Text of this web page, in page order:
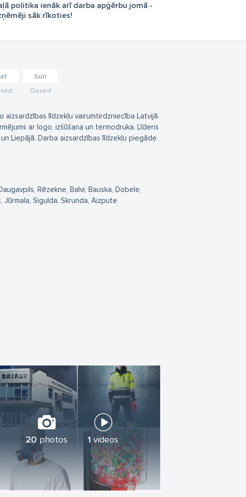
politika ienāk arī darba apģērbu jomā -
sāk rīkoties!
Sun
Closed
aizsardzības līdzekļu vairumtirdzniecība Latvijā.
ar logo, izšūšana un termodruka. Līderis
Liepājā. Darba aizsardzības līdzekļu piegāde
Rēzekne, Balvi, Bauska, Dobele,
Jūrmala, Sigulda, Skrunda, Aizpute
20 photos 1 videos